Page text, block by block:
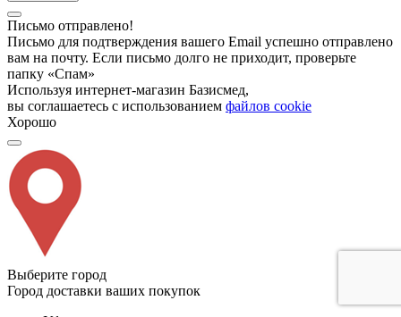
Письмо отправлено!
Письмо для подтверждения вашего Email успешно отправлено
вам на почту. Если письмо долго не приходит, проверьте
папку «Спам»
Используя интернет-магазин Базисмед,
вы соглашаетесь с использованием файлов cookie
Хорошо
Выберите город
Город доставки ваших покупок